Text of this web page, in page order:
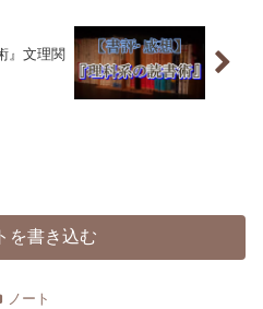
』文理関
を書き込む
ノート